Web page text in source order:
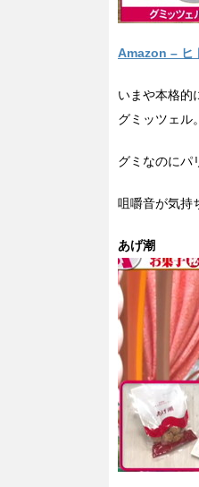
Amazon – ヒ
いまや本格的
グミッツェル。
グミなのにパ
咀嚼音が気持
あげ潮